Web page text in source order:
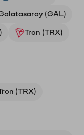
(GAL)
Tron (TRX)
(TRX)